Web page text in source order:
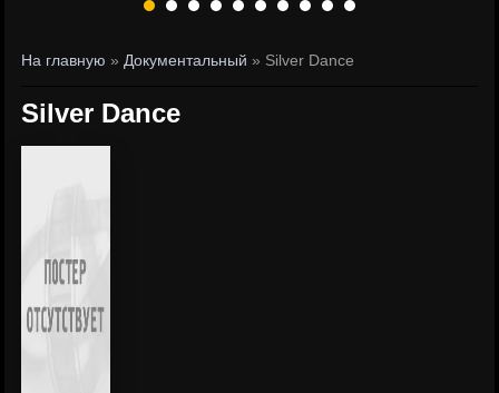
На главную » Документальный » Silver Dance
Silver Dance